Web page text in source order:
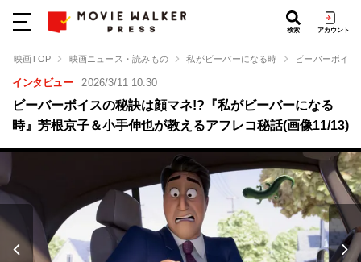
検索 アカウント
映画TOP 映画ニュース・読みもの 私がビーバーになる時 ビーバーボイ
インタビュー 2026/3/11 10:30
ビーバーボイスの秘訣は顔マネ!?『私がビーバーになる
時』芳根京子＆小手伸也が教えるアフレコ秘話(画像11/13)